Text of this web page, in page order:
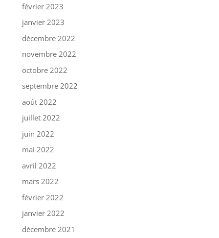
février 2023
janvier 2023
décembre 2022
novembre 2022
octobre 2022
septembre 2022
août 2022
juillet 2022
juin 2022
mai 2022
avril 2022
mars 2022
février 2022
janvier 2022
décembre 2021